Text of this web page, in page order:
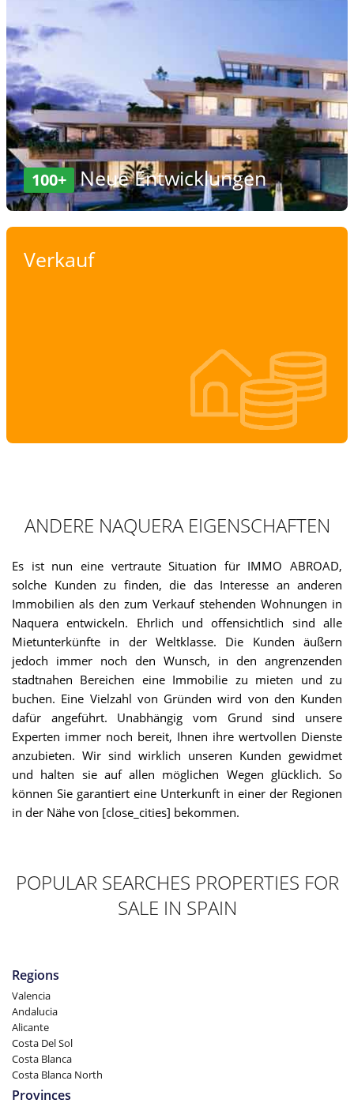
100+ Neue Entwicklungen
Verkauf
ANDERE NAQUERA EIGENSCHAFTEN
Es ist nun eine vertraute Situation für IMMO ABROAD,
solche Kunden zu finden, die das Interesse an anderen
Immobilien als den zum Verkauf stehenden Wohnungen in
Naquera entwickeln. Ehrlich und offensichtlich sind alle
Mietunterkünfte in der Weltklasse. Die Kunden äußern
jedoch immer noch den Wunsch, in den angrenzenden
stadtnahen Bereichen eine Immobilie zu mieten und zu
buchen. Eine Vielzahl von Gründen wird von den Kunden
dafür angeführt. Unabhängig vom Grund sind unsere
Experten immer noch bereit, Ihnen ihre wertvollen Dienste
anzubieten. Wir sind wirklich unseren Kunden gewidmet
und halten sie auf allen möglichen Wegen glücklich. So
können Sie garantiert eine Unterkunft in einer der Regionen
in der Nähe von [close_cities] bekommen.
POPULAR SEARCHES PROPERTIES FOR
SALE IN SPAIN
Regions
Valencia
Andalucia
Alicante
Costa Del Sol
Costa Blanca
Costa Blanca North
Provinces